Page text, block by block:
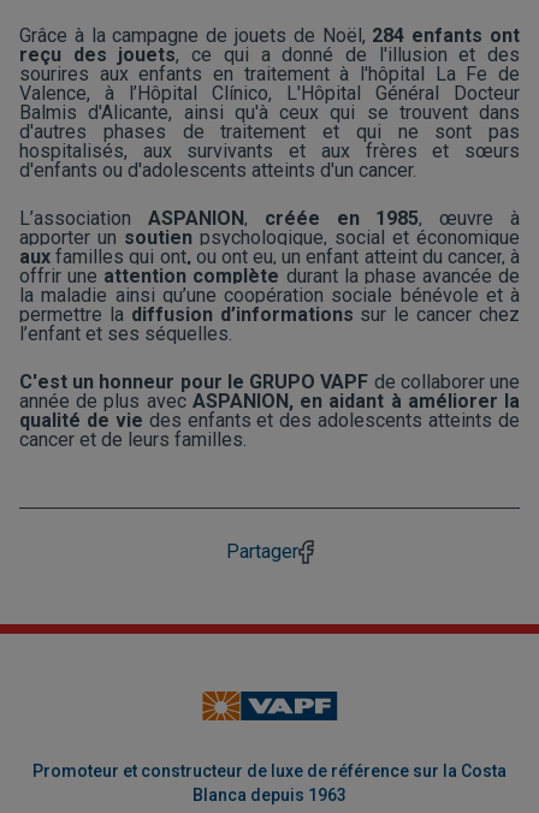
Grâce à la campagne de jouets de Noël, 284 enfants ont
reçu des jouets, ce qui a donné de l'illusion et des
sourires aux enfants en traitement à l'hôpital La Fe de
Valence, à l’Hôpital Clínico, L'Hôpital Général Docteur
Balmis d'Alicante, ainsi qu'à ceux qui se trouvent dans
d'autres phases de traitement et qui ne sont pas
hospitalisés, aux survivants et aux frères et sœurs
d'enfants ou d'adolescents atteints d'un cancer.
L’association ASPANION, créée en 1985, œuvre à
apporter un soutien psychologique, social et économique
auxfamilles qui ont, ou ont eu, un enfant atteint du cancer, à
offrir une attention complète durant la phase avancée de
la maladie ainsi qu’une coopération sociale bénévole et à
permettre la diffusion d’informations sur le cancer chez
l’enfant et ses séquelles.
C'est un honneur pour le GRUPO VAPF de collaborer une
année de plus avec ASPANION, en aidant à améliorer la
qualité de vie des enfants et des adolescents atteints de
cancer et de leurs familles.
Partager
Promoteur et constructeur de luxe de référence sur la Costa
Blanca depuis 1963